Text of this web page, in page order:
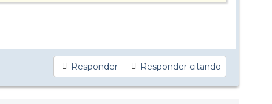
Responder Responder citando